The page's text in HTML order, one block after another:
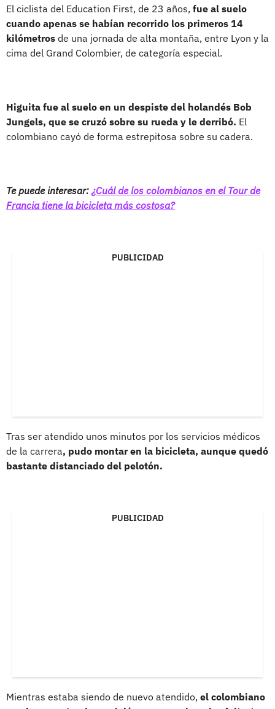
El ciclista del Education First, de 23 años, fue al suelo
cuando apenas se habían recorrido los primeros 14
kilómetros de una jornada de alta montaña, entre Lyon y la
cima del Grand Colombier, de categoría especial.
Higuita fue al suelo en un despiste del holandés Bob
Jungels, que se cruzó sobre su rueda y le derribó. El
colombiano cayó de forma estrepitosa sobre su cadera.
Te puede interesar: ¿Cuál de los colombianos en el Tour de
Francia tiene la bicicleta más costosa?
PUBLICIDAD
Tras ser atendido unos minutos por los servicios médicos
de la carrera, pudo montar en la bicicleta, aunque quedó
bastante distanciado del pelotón.
PUBLICIDAD
Mientras estaba siendo de nuevo atendido, el colombiano